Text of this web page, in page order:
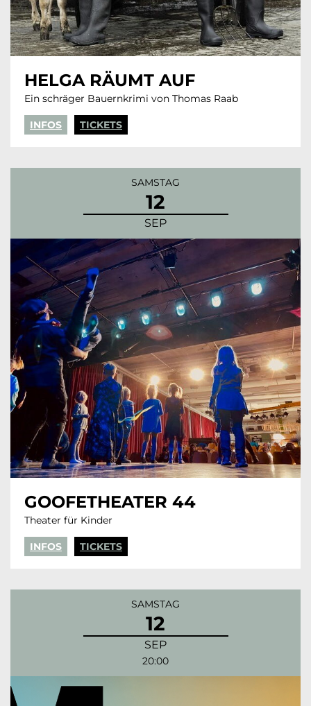
HELGA RÄUMT AUF
Ein schräger Bauernkrimi von Thomas Raab
INFOS TICKETS
SAMSTAG
12
SEP
GOOFETHEATER 44
Theater für Kinder
INFOS TICKETS
SAMSTAG
12
SEP
20:00